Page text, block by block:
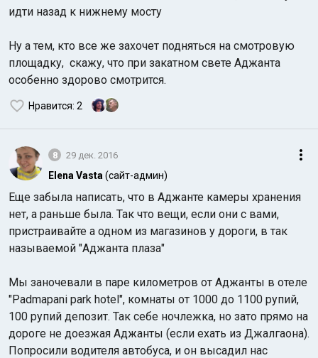
идти назад к нижнему мосту
Ну а тем, кто все же захочет подняться на смотровую
площадку, скажу, что при закатном свете Аджанта
особенно здорово смотрится.
Нравится: 2
8 29 дек. 2016
Elena Vasta (сайт-админ)
Еще забыла написать, что в Аджанте камеры хранения
нет, а раньше была. Так что вещи, если они с вами,
пристраивайте а одном из магазинов у дороги, в так
называемой "Аджанта плаза"
Мы заночевали в паре километров от Аджанты в отеле
"Padmapani park hotel", комнаты от 1000 до 1100 рупий,
100 рупий депозит. Так себе ночлежка, но зато прямо на
дороге не доезжая Аджанты (если ехать из Джалгаона).
Попросили водителя автобуса, и он высадил нас